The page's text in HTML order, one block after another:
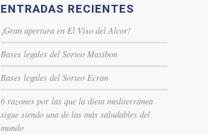
ENTRADAS RECIENTES
¡Gran apertura en El Viso del Alcor!
Bases legales del Sorteo Maxibon
Bases legales del Sorteo Ecran
6 razones por las que la dieta mediterránea
sigue siendo una de las más saludables del
mundo